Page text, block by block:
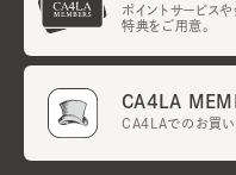
ポイントサービス
特典をご用意。
CA4LA
CA4LAでのお買い